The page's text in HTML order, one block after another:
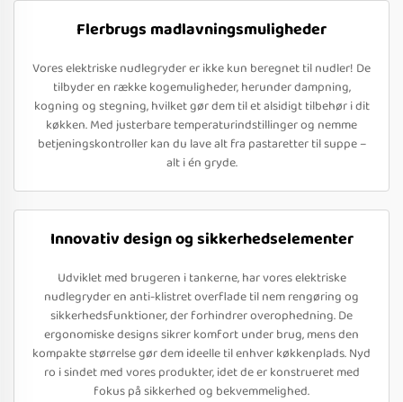
Flerbrugs madlavningsmuligheder
Vores elektriske nudlegryder er ikke kun beregnet til nudler! De
tilbyder en række kogemuligheder, herunder dampning,
kogning og stegning, hvilket gør dem til et alsidigt tilbehør i dit
køkken. Med justerbare temperaturindstillinger og nemme
betjeningskontroller kan du lave alt fra pastaretter til suppe –
alt i én gryde.
Innovativ design og sikkerhedselementer
Udviklet med brugeren i tankerne, har vores elektriske
nudlegryder en anti-klistret overflade til nem rengøring og
sikkerhedsfunktioner, der forhindrer overophedning. De
ergonomiske designs sikrer komfort under brug, mens den
kompakte størrelse gør dem ideelle til enhver køkkenplads. Nyd
ro i sindet med vores produkter, idet de er konstrueret med
fokus på sikkerhed og bekvemmelighed.